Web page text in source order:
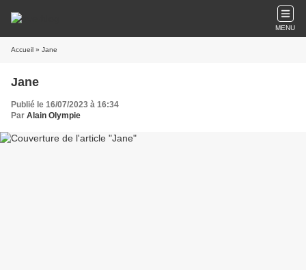
MENU
Accueil » Jane
Jane
Publié le 16/07/2023 à 16:34
Par Alain Olympie